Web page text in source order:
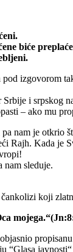
biće
izgovorom
i srpskog
– ako mu
nam je otkrio
Rajh. Kada je
nam sleduje.
koji
“Glasa